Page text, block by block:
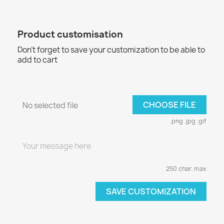
Product customisation
Don't forget to save your customization to be able to
add to cart
No selected file CHOOSE FILE
.png .jpg .gif
250 char. max
SAVE CUSTOMIZATION